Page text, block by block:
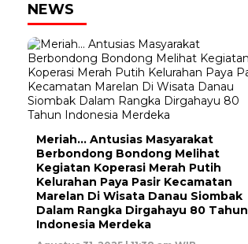
NEWS
Meriah… Antusias Masyarakat
Berbondong Bondong Melihat
Kegiatan Koperasi Merah Putih
Kelurahan Paya Pasir Kecamatan
Marelan Di Wisata Danau Siombak
Dalam Rangka Dirgahayu 80 Tahun
Indonesia Merdeka